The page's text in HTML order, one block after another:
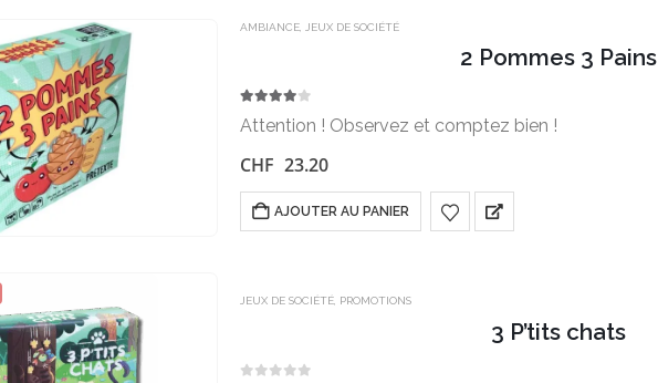
AMBIANCE, JEUX DE SOCIÉTÉ
2 Pommes 3 Pains
Attention ! Observez et comptez bien !
CHF 23.20
AJOUTER AU PANIER
JEUX DE SOCIÉTÉ, PROMOTIONS
3 P’tits chats